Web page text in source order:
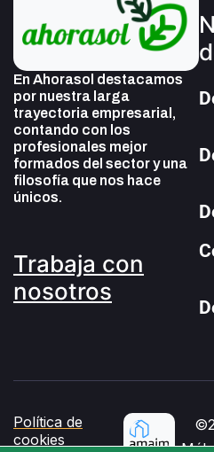
En Ahorasol destacamos
por nuestra larga
trayectoria empresarial,
contando con los
profesionales mejor
formados del sector y una
filosofía que nos hace
únicos.
Trabaja con
nosotros
Política de
cookies